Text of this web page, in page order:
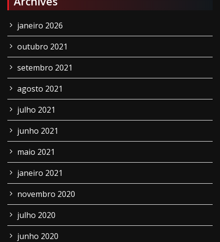
janeiro 2026
outubro 2021
setembro 2021
agosto 2021
julho 2021
junho 2021
maio 2021
janeiro 2021
novembro 2020
julho 2020
junho 2020